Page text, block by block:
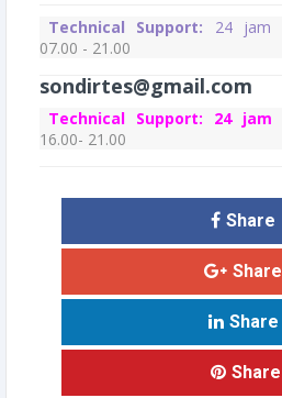
Technical Support: 24 jam
07.00 - 21.00
sondirtes@gmail.com
Technical Support: 24 jam
16.00- 21.00
Share
Share
Share
Share